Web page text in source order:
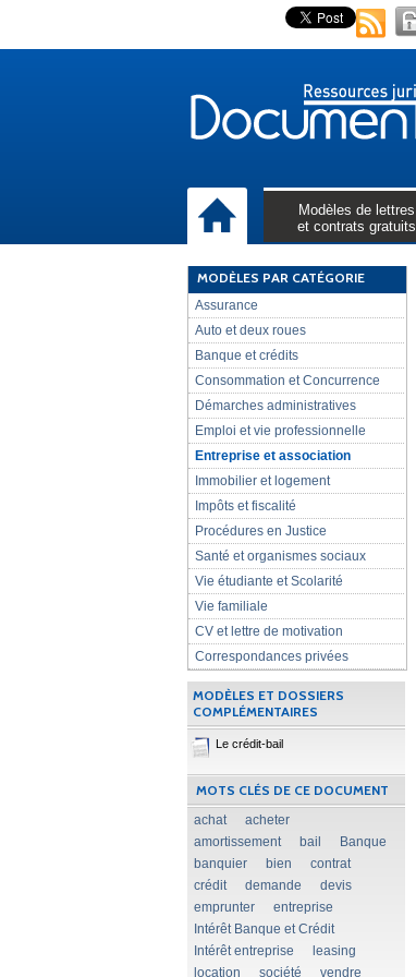
Modèles de lettres
et contrats gratuits
MODÈLES PAR CATÉGORIE
Assurance
Auto et deux roues
Banque et crédits
Consommation et Concurrence
Démarches administratives
Emploi et vie professionnelle
Entreprise et association
Immobilier et logement
Impôts et fiscalité
Procédures en Justice
Santé et organismes sociaux
Vie étudiante et Scolarité
Vie familiale
CV et lettre de motivation
Correspondances privées
MODÈLES ET DOSSIERS
COMPLÉMENTAIRES
Le crédit-bail
MOTS CLÉS DE CE DOCUMENT
achat
acheter
amortissement
bail
Banque
banquier
bien
contrat
crédit
demande
devis
emprunter
entreprise
Intérêt Banque et Crédit
Intérêt entreprise
leasing
location
société vendre